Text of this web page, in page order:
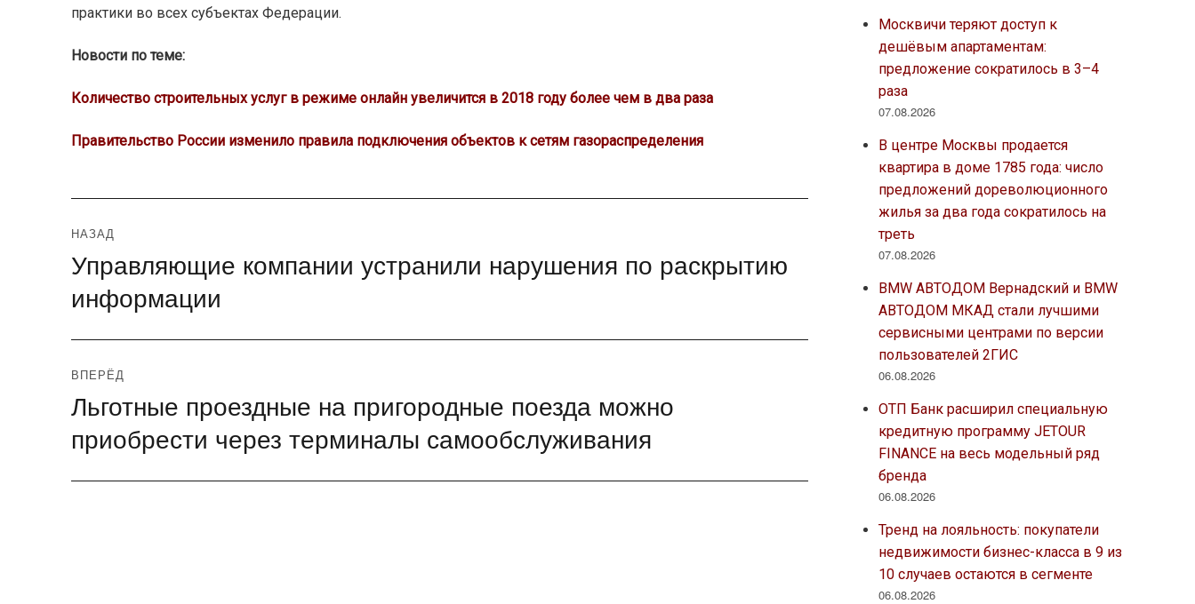
практики во всех субъектах Федерации.
Новости по теме:
Количество строительных услуг в режиме онлайн увеличится в 2018 году более чем в два раза
Правительство России изменило правила подключения объектов к сетям газораспределения
Навигация
по
записям
НАЗАД
Предыдущая
запись:
Управляющие компании устранили нарушения по раскрытию
информации
ВПЕРЁД
Следующая
Льготные проездные на пригородные поезда можно
приобрести через терминалы самообслуживания
Москвичи теряют доступ к
дешёвым апартаментам:
предложение сократилось в 3–4
раза
07.08.2026
В центре Москвы продается
квартира в доме 1785 года: число
предложений дореволюционного
жилья за два года сократилось на
треть
07.08.2026
BMW АВТОДОМ Вернадский и BMW
АВТОДОМ МКАД стали лучшими
сервисными центрами по версии
пользователей 2ГИС
06.08.2026
ОТП Банк расширил специальную
кредитную программу JETOUR
FINANCE на весь модельный ряд
бренда
06.08.2026
Тренд на лояльность: покупатели
недвижимости бизнес-класса в 9 из
10 случаев остаются в сегменте
06.08.2026